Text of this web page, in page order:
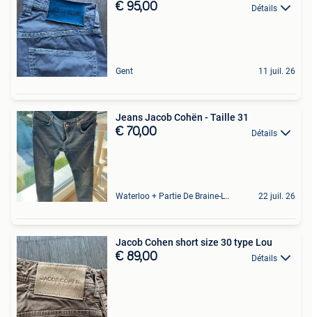
€ 95,00 Détails
Gent 11 juil. 26
Jeans Jacob Cohën - Taille 31
€ 70,00 Détails
Waterloo + Partie De Braine-L'Alleud, De Ohain 22 juil. 26
Jacob Cohen short size 30 type Lou
€ 89,00 Détails